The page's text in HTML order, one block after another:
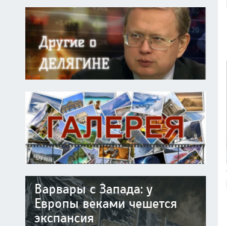
Варвары с Запада: у
Европы веками чешется
экспансия